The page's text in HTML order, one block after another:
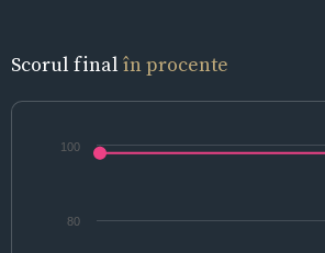
Scorul final în procente
80
100